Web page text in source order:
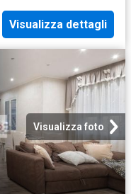
Visualizza dettagli
Visualizza foto